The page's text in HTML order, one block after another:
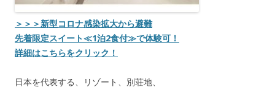
＞＞＞新型コロナ感染拡大から避難
先着限定スイート≪1泊2食付≫で体験可！
詳細はこちらをクリック！
日本を代表する、リゾート、別荘地、